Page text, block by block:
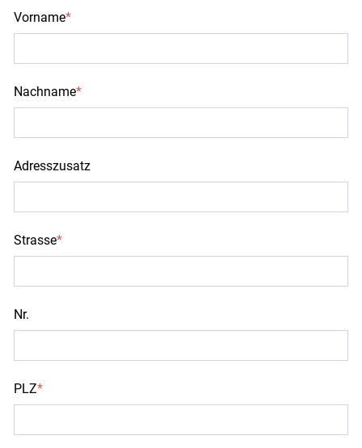
Vorname*
Nachname*
Adresszusatz
Strasse*
Nr.
PLZ*